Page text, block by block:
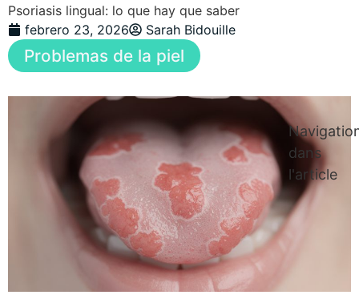
Psoriasis lingual: lo que hay que saber
febrero 23, 2026
Sarah Bidouille
Problemas de la piel
dans
l'article